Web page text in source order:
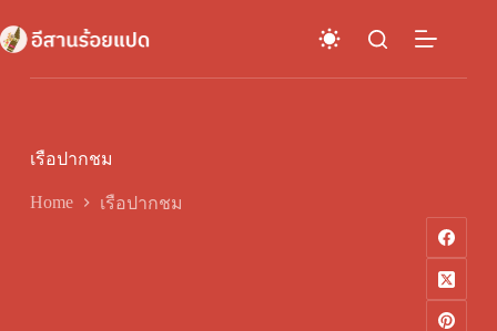
to
content
เรือปากชม
Home เรือปากชม